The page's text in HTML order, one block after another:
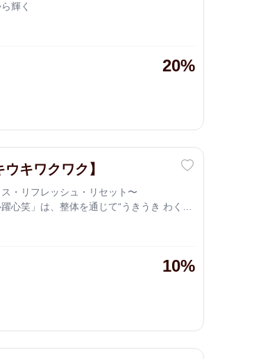
輝く
20%
キワクワク】
・リフレッシュ・リセット〜
心笑」は、整体を通じて“うきうき わくわ
する癒しの空間です。 ポキポキしない優し
齢者、妊産婦まで安心して通える整体サ
んだか疲れがとれないなぁ」を笑顔に変
10%